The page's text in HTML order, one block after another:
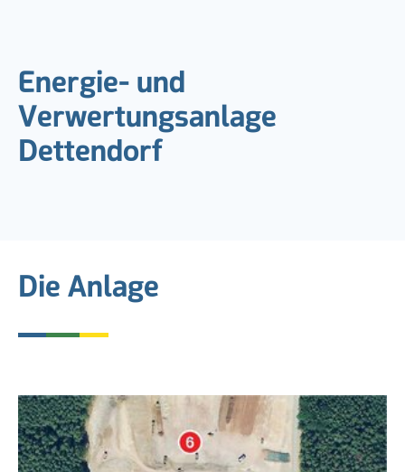
Energie- und
Verwertungsanlage
Dettendorf
Die Anlage